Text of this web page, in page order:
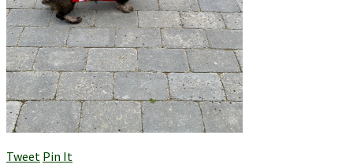
Tweet Pin It